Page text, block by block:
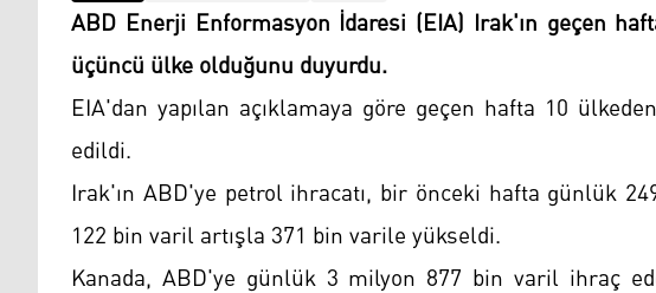
ABD Enerji Enformasyon İdaresi (EIA) Irak'ın geçen
üçüncü ülke olduğunu duyurdu.
EIA'dan yapılan açıklamaya göre geçen hafta 10
edildi.
Irak'ın ABD'ye petrol ihracatı, bir önceki hafta günlük
122 bin varil artışla 371 bin varile yükseldi.
Kanada, ABD'ye günlük 3 milyon 877 bin varil ihraç